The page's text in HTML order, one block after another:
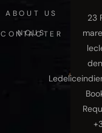
ABOUT US
NOUS CONTACTER
23